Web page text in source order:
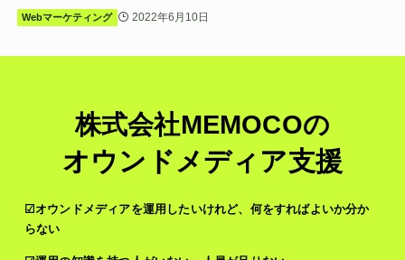
Webマーケティング 2022年6月10日
株式会社MEMOCOの
オウンドメディア支援
☑オウンドメディアを運用したいけれど、何をすればよいか分か
らない